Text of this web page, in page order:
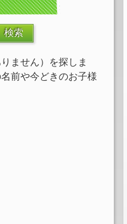
ません）を探しま
前や今どきのお子様